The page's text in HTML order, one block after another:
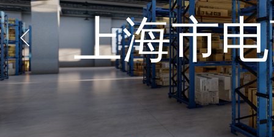
上海市